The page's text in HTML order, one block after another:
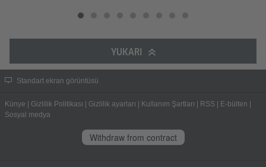
YUKARI
Standart ekran görüntüsü
Künye Gizlilik Politikası Gizlilik ayarları Kullanım Şartları RSS E-bülten
Sosyal medya
Withdraw from contract